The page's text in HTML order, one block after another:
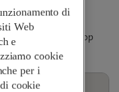
allo Shop
di
Web
e
cookie
per i
cookie